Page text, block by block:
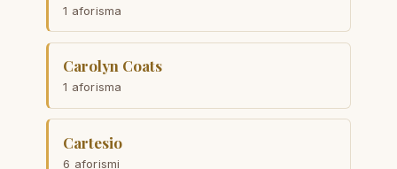
1 aforisma
Carolyn Coats
1 aforisma
Cartesio
6 aforismi